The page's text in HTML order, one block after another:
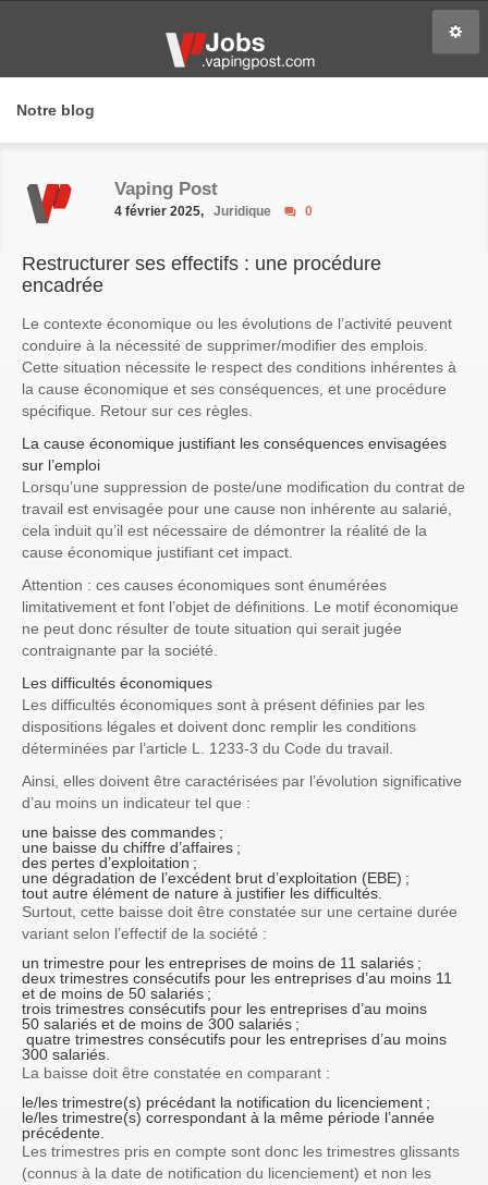
Notre blog
Vaping Post
4 février 2025, Juridique 0
Restructurer ses effectifs : une procédure
encadrée
Le contexte économique ou les évolutions de l’activité peuvent
conduire à la nécessité de supprimer/modifier des emplois.
Cette situation nécessite le respect des conditions inhérentes à
la cause économique et ses conséquences, et une procédure
spécifique. Retour sur ces règles.
La cause économique justifiant les conséquences envisagées
sur l’emploi
Lorsqu’une suppression de poste/une modification du contrat de
travail est envisagée pour une cause non inhérente au salarié,
cela induit qu’il est nécessaire de démontrer la réalité de la
cause économique justifiant cet impact.
Attention : ces causes économiques sont énumérées
limitativement et font l’objet de définitions. Le motif économique
ne peut donc résulter de toute situation qui serait jugée
contraignante par la société.
Les difficultés économiques
Les difficultés économiques sont à présent définies par les
dispositions légales et doivent donc remplir les conditions
déterminées par l’article L. 1233-3 du Code du travail.
Ainsi, elles doivent être caractérisées par l’évolution significative
d’au moins un indicateur tel que :
une baisse des commandes ;
une baisse du chiffre d’affaires ;
des pertes d’exploitation ;
une dégradation de l’excédent brut d’exploitation (EBE) ;
tout autre élément de nature à justifier les difficultés.
Surtout, cette baisse doit être constatée sur une certaine durée
variant selon l’effectif de la société :
un trimestre pour les entreprises de moins de 11 salariés ;
deux trimestres consécutifs pour les entreprises d’au moins 11
et de moins de 50 salariés ;
trois trimestres consécutifs pour les entreprises d’au moins
50 salariés et de moins de 300 salariés ;
quatre trimestres consécutifs pour les entreprises d’au moins
300 salariés.
La baisse doit être constatée en comparant :
le/les trimestre(s) précédant la notification du licenciement ;
le/les trimestre(s) correspondant à la même période l’année
précédente.
Les trimestres pris en compte sont donc les trimestres glissants
(connus à la date de notification du licenciement) et non les